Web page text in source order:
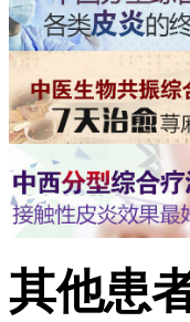
其他患